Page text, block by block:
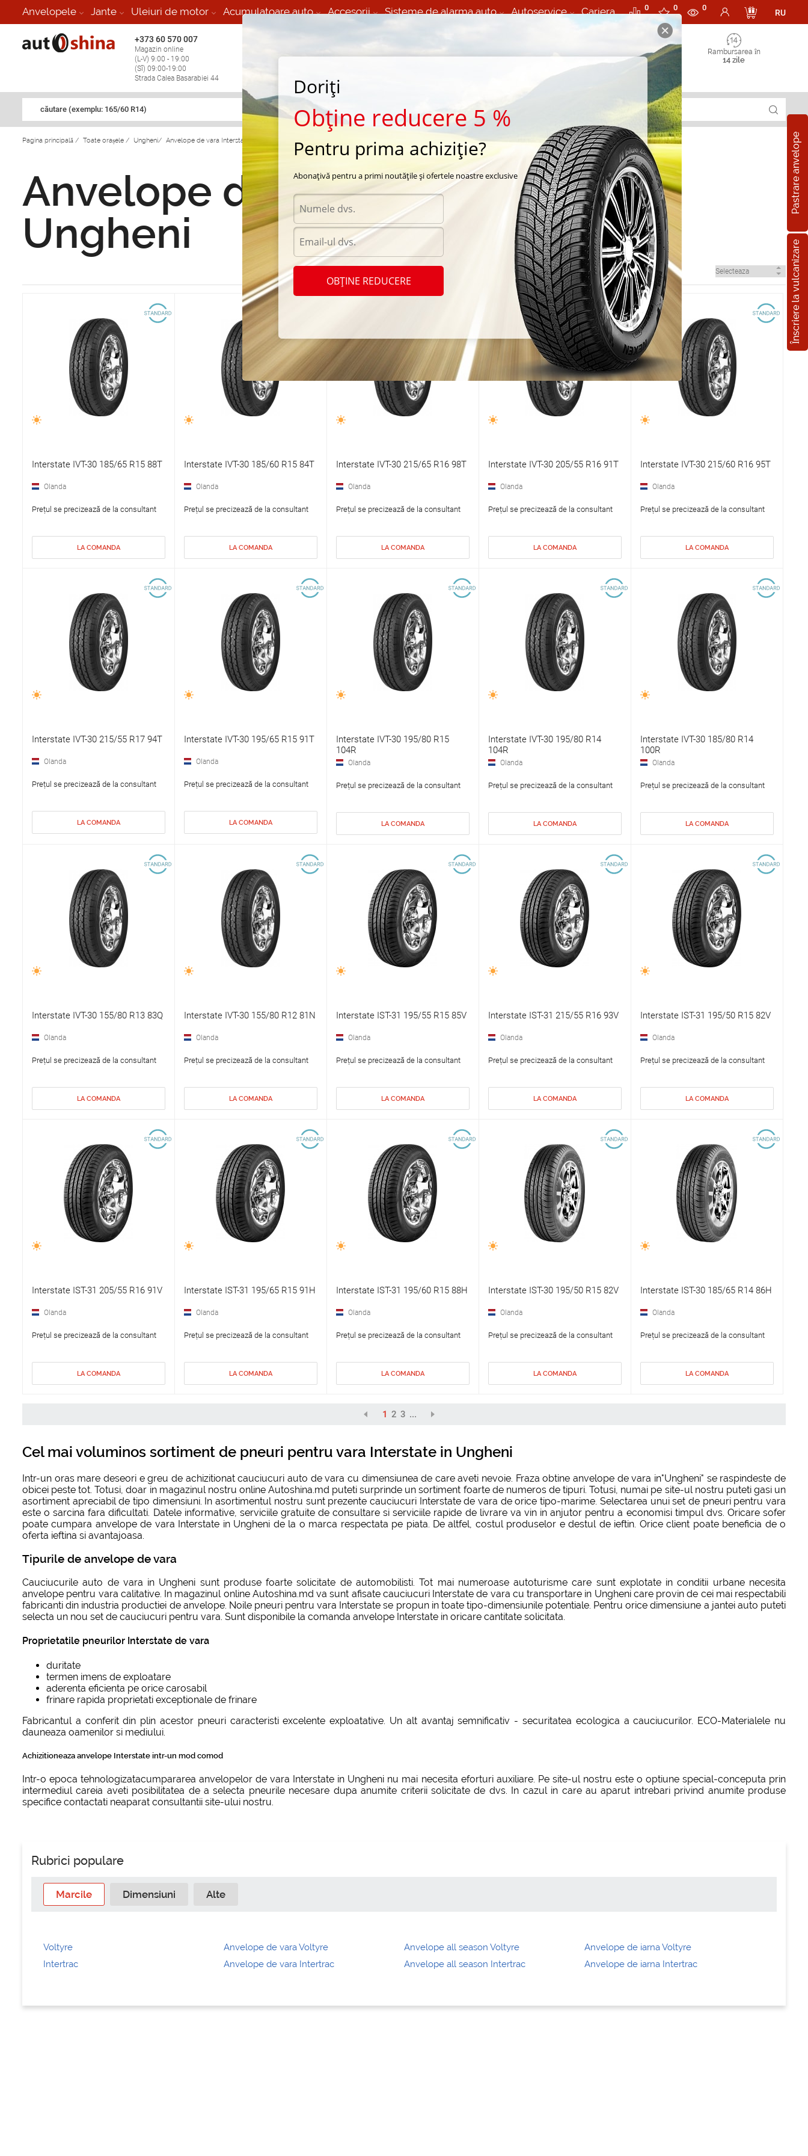
Anvelopele Jante Uleiuri de motor Acumulatoare auto Accesorii Sisteme de alarma auto Autoservice Cariera 0 0 0
RU
+373 60 570 007
Magazin online
(L-V) 9:00 - 19:00
(Sî) 09:00-19:00
Strada Calea Basarabiei 44
stop în toate regiunile
(L-V) 9:00 - 19:00
Rambursarea în
14 zile
căutare (exemplu: 165/60 R14)
Pastrare anvelope
Înscriere la vulcanizare
Pagina principală / Toate orașele / Ungheni/ Anvelope de vara Interstate in Ungheni
Anvelope de vara Interstate in
Ungheni
Interstate IVT-30 185/65 R15 88T
Olanda
Prețul se precizează de la consultant
LA COMANDA
Interstate IVT-30 185/60 R15 84T
Olanda
Prețul se precizează de la consultant
LA COMANDA
Interstate IVT-30 215/65 R16 98T
Olanda
Prețul se precizează de la consultant
LA COMANDA
Interstate IVT-30 205/55 R16 91T
Olanda
Prețul se precizează de la consultant
LA COMANDA
Interstate IVT-30 215/60 R16 95T
Olanda
Prețul se precizează de la consultant
LA COMANDA
Interstate IVT-30 215/55 R17 94T
Olanda
Prețul se precizează de la consultant
LA COMANDA
Interstate IVT-30 195/65 R15 91T
Olanda
Prețul se precizează de la consultant
LA COMANDA
Interstate IVT-30 195/80 R15
104R
Olanda
Prețul se precizează de la consultant
LA COMANDA
Interstate IVT-30 195/80 R14
104R
Olanda
Prețul se precizează de la consultant
LA COMANDA
Interstate IVT-30 185/80 R14
100R
Olanda
Prețul se precizează de la consultant
LA COMANDA
Interstate IVT-30 155/80 R13 83Q
Olanda
Prețul se precizează de la consultant
LA COMANDA
Interstate IVT-30 155/80 R12 81N
Olanda
Prețul se precizează de la consultant
LA COMANDA
Interstate IST-31 195/55 R15 85V
Olanda
Prețul se precizează de la consultant
LA COMANDA
Interstate IST-31 215/55 R16 93V
Olanda
Prețul se precizează de la consultant
LA COMANDA
Interstate IST-31 195/50 R15 82V
Olanda
Prețul se precizează de la consultant
LA COMANDA
Interstate IST-31 205/55 R16 91V
Olanda
Prețul se precizează de la consultant
LA COMANDA
Interstate IST-31 195/65 R15 91H
Olanda
Prețul se precizează de la consultant
LA COMANDA
Interstate IST-31 195/60 R15 88H
Olanda
Prețul se precizează de la consultant
LA COMANDA
Interstate IST-30 195/50 R15 82V
Olanda
Prețul se precizează de la consultant
LA COMANDA
Interstate IST-30 185/65 R14 86H
Olanda
Prețul se precizează de la consultant
LA COMANDA
1 2 3 ...
Cel mai voluminos sortiment de pneuri pentru vara Interstate in Ungheni
Intr-un oras mare deseori e greu de achizitionat cauciucuri auto de vara cu dimensiunea de care aveti nevoie. Fraza obtine anvelope de vara in"Ungheni" se raspindeste de
obicei peste tot. Totusi, doar in magazinul nostru online Autoshina.md puteti surprinde un sortiment foarte de numeros de tipuri. Totusi, numai pe site-ul nostru puteti gasi un
asortiment apreciabil de tipo dimensiuni. In asortimentul nostru sunt prezente cauciucuri Interstate de vara de orice tipo-marime. Selectarea unui set de pneuri pentru vara
este o sarcina fara dificultati. Datele informative, serviciile gratuite de consultare si serviciile rapide de livrare va vin in anjutor pentru a economisi timpul dvs. Oricare sofer
poate cumpara anvelope de vara Interstate in Ungheni de la o marca respectata pe piata. De altfel, costul produselor e destul de ieftin. Orice client poate beneficia de o
oferta ieftina si avantajoasa.
Tipurile de anvelope de vara
Cauciucurile auto de vara in Ungheni sunt produse foarte solicitate de automobilisti. Tot mai numeroase autoturisme care sunt explotate in conditii urbane necesita
anvelope pentru vara calitative. In magazinul online Autoshina.md va sunt afisate cauciucuri Interstate de vara cu transportare in Ungheni care provin de cei mai respectabili
fabricanti din industria productiei de anvelope. Noile pneuri pentru vara Interstate se propun in toate tipo-dimensiunile potentiale. Pentru orice dimensiune a jantei auto puteti
selecta un nou set de cauciucuri pentru vara. Sunt disponibile la comanda anvelope Interstate in oricare cantitate solicitata.
Proprietatile pneurilor Interstate de vara
duritate
termen imens de exploatare
aderenta eficienta pe orice carosabil
frinare rapida proprietati exceptionale de frinare
Fabricantul a conferit din plin acestor pneuri caracteristi excelente exploatative. Un alt avantaj semnificativ - securitatea ecologica a cauciucurilor. ECO-Materialele nu
dauneaza oamenilor si mediului.
Achizitioneaza anvelope Interstate intr-un mod comod
Intr-o epoca tehnologizatacumpararea anvelopelor de vara Interstate in Ungheni nu mai necesita eforturi auxiliare. Pe site-ul nostru este o optiune special-conceputa prin
intermediul careia aveti posibilitatea de a selecta pneurile necesare dupa anumite criterii solicitate de dvs. In cazul in care au aparut intrebari privind anumite produse
specifice contactati neaparat consultantii site-ului nostru.
Rubrici populare
Marcile Dimensiuni Alte
Voltyre Anvelope de vara Voltyre Anvelope all season Voltyre
Anvelope de iarna Voltyre
Intertrac
Anvelope de vara Intertrac Anvelope all season Intertrac Anvelope de iarna Intertrac
Doriți
Obține reducere 5 %
Pentru prima achiziție?
Abonațivă pentru a primi noutățile și ofertele noastre exclusive
OBȚINE REDUCERE